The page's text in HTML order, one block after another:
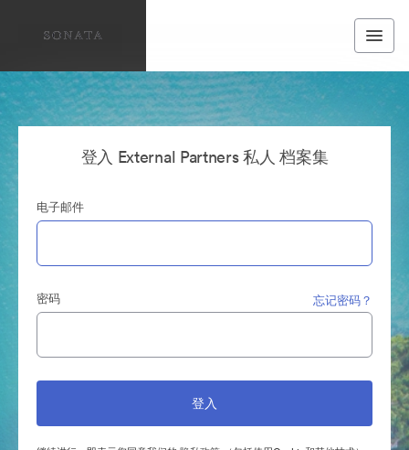
登入 External Partners 私人 档案集
电子邮件
密码 忘记密码？